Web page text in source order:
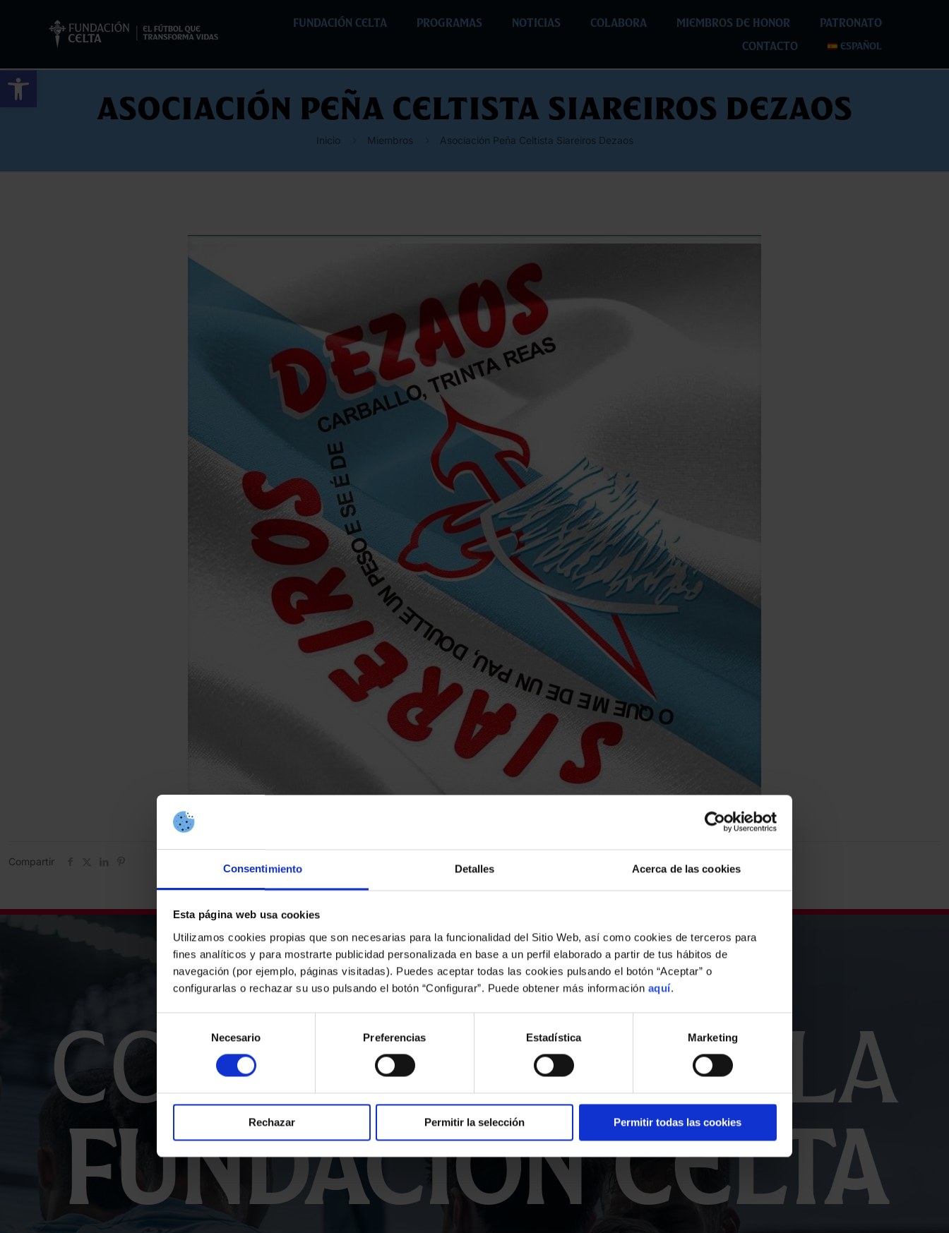
Abrir barra de herramientas
Consentimiento Detalles Acerca de las cookies
Esta página web usa cookies
Utilizamos cookies propias que son necesarias para la funcionalidad del Sitio Web, así como cookies de terceros para
fines analíticos y para mostrarte publicidad personalizada en base a un perfil elaborado a partir de tus hábitos de
navegación (por ejemplo, páginas visitadas). Puedes aceptar todas las cookies pulsando el botón “Aceptar” o
configurarlas o rechazar su uso pulsando el botón “Configurar”. Puede obtener más información aquí.
consentimiento
Necesario Preferencias Estadística Marketing
Rechazar Permitir la selección Permitir todas las cookies
FUNDACIÓN CELTA PROGRAMAS NOTICIAS COLABORA MIEMBROS DE HONOR
PATRONATO
CONTACTO
ESPAÑOL
Asociación Peña Celtista Siareiros Dezaos
Inicio Miembros Asociación Peña Celtista Siareiros Dezaos
Compartir
Colabora con la
Fundación Celta